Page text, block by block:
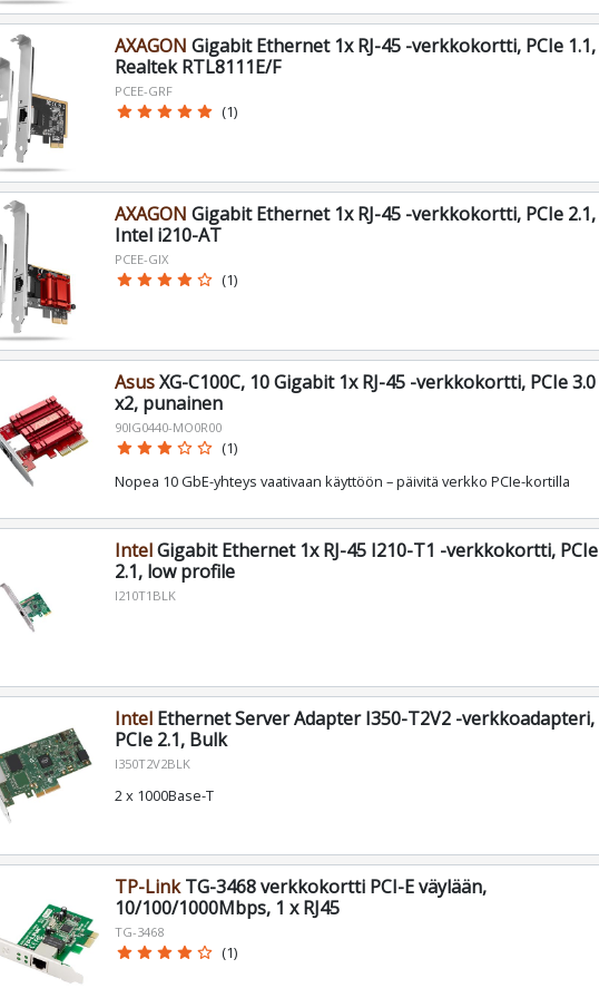
AXAGON Gigabit Ethernet 1x RJ-45 -verkkokortti, PCIe 1.1,
Realtek RTL8111E/F
PCEE-GRF
star star star star star (1)
AXAGON Gigabit Ethernet 1x RJ-45 -verkkokortti, PCIe 2.1,
Intel i210-AT
PCEE-GIX
star star star star star_border (1)
AsusXG-C100C, 10 Gigabit 1x RJ-45 -verkkokortti, PCIe 3.0
x2, punainen
90IG0440-MO0R00
star star star star_border star_border (1)
Nopea 10 GbE-yhteys vaativaan käyttöön – päivitä verkko PCIe-kortilla
IntelGigabit Ethernet 1x RJ-45 I210-T1 -verkkokortti, PCIe
2.1, low profile
I210T1BLK
IntelEthernet Server Adapter I350-T2V2 -verkkoadapteri,
PCIe 2.1, Bulk
I350T2V2BLK
2 x 1000Base-T
TP-LinkTG-3468 verkkokortti PCI-E väylään,
10/100/1000Mbps, 1 x RJ45
TG-3468
star star star star star_border (1)